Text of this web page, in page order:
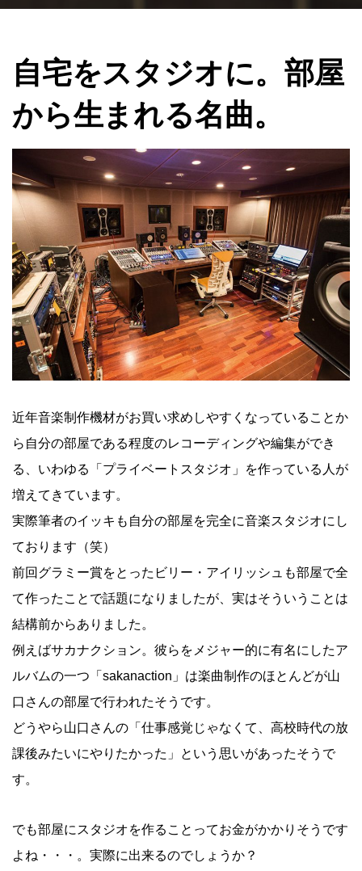
自宅をスタジオに。部屋
から生まれる名曲。
近年音楽制作機材がお買い求めしやすくなっていることか
ら自分の部屋である程度のレコーディングや編集ができ
る、いわゆる「プライベートスタジオ」を作っている人が
増えてきています。
実際筆者のイッキも自分の部屋を完全に音楽スタジオにし
ております（笑）
前回グラミー賞をとったビリー・アイリッシュも部屋で全
て作ったことで話題になりましたが、実はそういうことは
結構前からありました。
例えばサカナクション。彼らをメジャー的に有名にしたア
ルバムの一つ「sakanaction」は楽曲制作のほとんどが山
口さんの部屋で行われたそうです。
どうやら山口さんの「仕事感覚じゃなくて、高校時代の放
課後みたいにやりたかった」という思いがあったそうで
す。
でも部屋にスタジオを作ることってお金がかかりそうです
よね・・・。実際に出来るのでしょうか？